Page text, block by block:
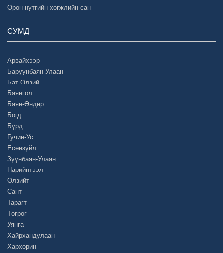
Орон нутгийн хөгжлийн сан
СУМД
Арвайхээр
Баруунбаян-Улаан
Бат-Өлзий
Баянгол
Баян-Өндөр
Богд
Бүрд
Гучин-Ус
Есөнзүйл
Зүүнбаян-Улаан
Нарийнтээл
Өлзийт
Сант
Тарагт
Төгрөг
Уянга
Хайрхандулаан
Хархорин